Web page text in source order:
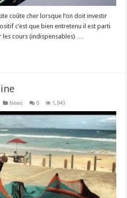
coûte cher lorsque l’on doit investir
c’est que bien entretenu il est parti
les cours (indispensables) …
News 0 1,943